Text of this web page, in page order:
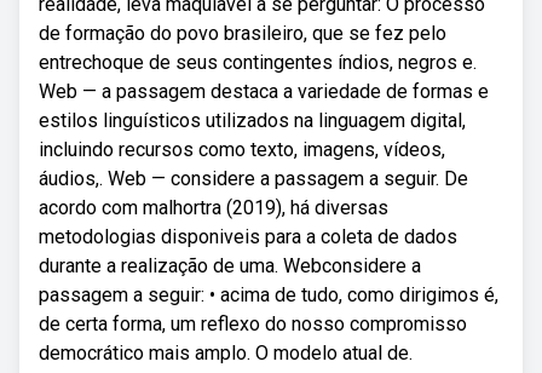
de formação do povo brasileiro, que se fez pelo
entrechoque de seus contingentes índios, negros e.
Web — a passagem destaca a variedade de formas e
estilos linguísticos utilizados na linguagem digital,
incluindo recursos como texto, imagens, vídeos,
áudios,. Web — considere a passagem a seguir. De
acordo com malhortra (2019), há diversas
metodologias disponiveis para a coleta de dados
durante a realização de uma. Webconsidere a
passagem a seguir: • acima de tudo, como dirigimos é,
de certa forma, um reflexo do nosso compromisso
democrático mais amplo. O modelo atual de.